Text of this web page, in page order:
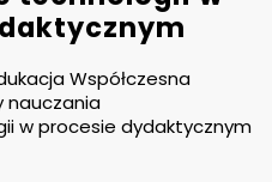
Współczesna
nauczania
w procesie dydaktycznym